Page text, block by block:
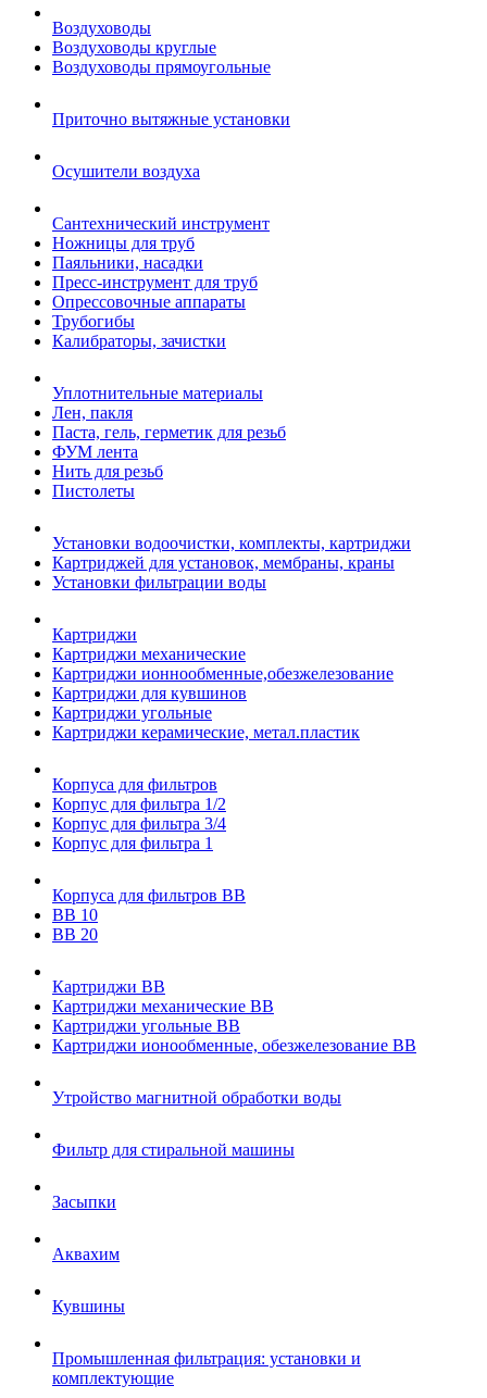
Воздуховоды
Воздуховоды круглые
Воздуховоды прямоугольные
Приточно вытяжные установки
Осушители воздуха
Сантехнический инструмент
Ножницы для труб
Паяльники, насадки
Пресс-инструмент для труб
Опрессовочные аппараты
Трубогибы
Калибраторы, зачистки
Уплотнительные материалы
Лен, пакля
Паста, гель, герметик для резьб
ФУМ лента
Нить для резьб
Пистолеты
Установки водоочистки, комплекты, картриджи
Картриджей для установок, мембраны, краны
Установки фильтрации воды
Картриджи
Картриджи механические
Картриджи ионнообменные,обезжелезование
Картриджи для кувшинов
Картриджи угольные
Картриджи керамические, метал.пластик
Корпуса для фильтров
Корпус для фильтра 1/2
Корпус для фильтра 3/4
Корпус для фильтра 1
Корпуса для фильтров ВВ
ВВ 10
ВВ 20
Картриджи ВВ
Картриджи механические ВВ
Картриджи угольные ВВ
Картриджи ионообменные, обезжелезование ВВ
Утройство магнитной обработки воды
Фильтр для стиральной машины
Засыпки
Аквахим
Кувшины
Промышленная фильтрация: установки и
комплектующие